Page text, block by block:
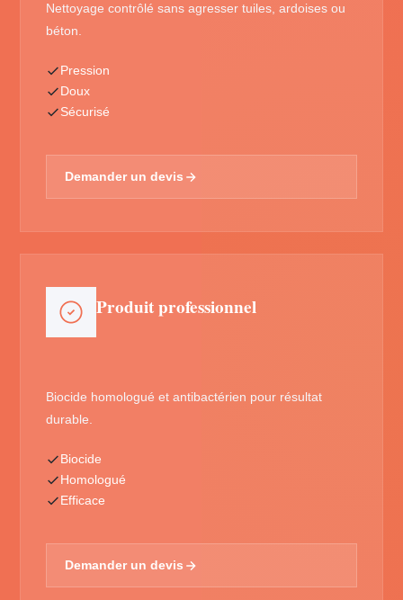
Nettoyage contrôlé sans agresser tuiles, ardoises ou
béton.
Pression
Doux
Sécurisé
Demander un devis
Produit professionnel
Biocide homologué et antibactérien pour résultat
durable.
Biocide
Homologué
Efficace
Demander un devis